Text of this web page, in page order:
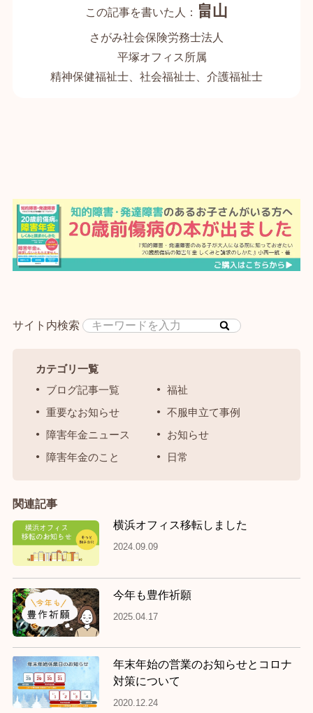
畠山
さがみ社会保険労務士法人
平塚オフィス所属
精神保健福祉士、社会福祉士、介護福祉士
サイト内検索
カテゴリ一覧
ブログ記事一覧
福祉
重要なお知らせ
不服申立て事例
障害年金ニュース
お知らせ
障害年金のこと
日常
関連記事
横浜オフィス移転しました
2024.09.09
今年も豊作祈願
2025.04.17
年末年始の営業のお知らせとコロナ
対策について
2020.12.24